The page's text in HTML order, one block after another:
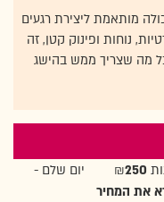
מותאמת ליצירת רגעים
נוחות ופינוק קטן, זה
מה שצריך ממש בהישג
250
יום שלם -
את המחיר